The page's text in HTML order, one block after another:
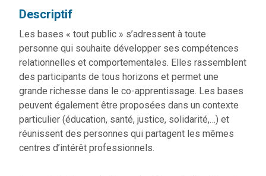
Descriptif
Les bases « tout public » s’adressent à toute
personne qui souhaite développer ses compétences
relationnelles et comportementales. Elles rassemblent
des participants de tous horizons et permet une
grande richesse dans le co-apprentissage. Les bases
peuvent également être proposées dans un contexte
particulier (éducation, santé, justice, solidarité,…) et
réunissent des personnes qui partagent les mêmes
centres d’intérêt professionnels.